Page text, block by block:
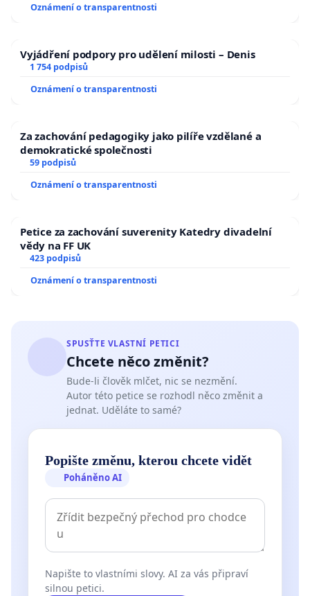
Oznámení o transparentnosti
Vyjádření podpory pro udělení milosti – Denis
1 754 podpisů
Oznámení o transparentnosti
Za zachování pedagogiky jako pilíře vzdělané a
demokratické společnosti
59 podpisů
Oznámení o transparentnosti
Petice za zachování suverenity Katedry divadelní
vědy na FF UK
423 podpisů
Oznámení o transparentnosti
SPUSŤTE VLASTNÍ PETICI
Chcete něco změnit?
Bude-li člověk mlčet, nic se nezmění.
Autor této petice se rozhodl něco změnit a
jednat. Uděláte to samé?
Popište změnu, kterou chcete vidět
Poháněno AI
Napište to vlastními slovy. AI za vás připraví
silnou petici.